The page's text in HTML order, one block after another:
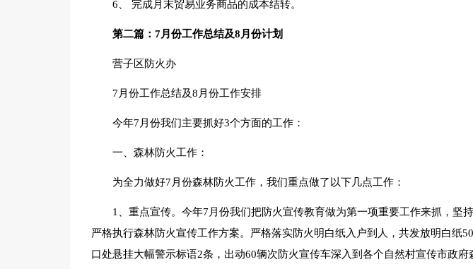
6、 完成月末贸易业务商品的成本结转。
第二篇：7月份工作总结及8月份计划
营子区防火办
7月份工作总结及8月份工作安排
今年7月份我们主要抓好3个方面的工作：
一、森林防火工作：
为全力做好7月份森林防火工作，我们重点做了以下几点工作：
1、重点宣传。今年7月份我们把防火宣传教育做为第一项重要工作来抓，坚
严格执行森林防火宣传工作方案。严格落实防火明白纸入户到人，共发放明白纸
口处悬挂大幅警示标语2条，出动60辆次防火宣传车深入到各个自然村宣传市政